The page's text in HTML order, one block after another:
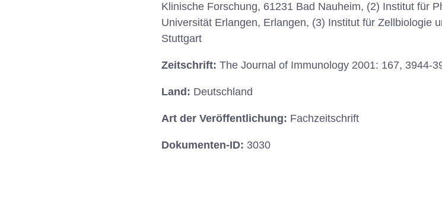
Klinische Forschung, 61231 Bad Nauheim, (2) Institut für
Universität Erlangen, Erlangen, (3) Institut für Zellbiologie
Stuttgart
Zeitschrift: The Journal of Immunology 2001: 167, 3944-
Land: Deutschland
Art der Veröffentlichung: Fachzeitschrift
Dokumenten-ID: 3030